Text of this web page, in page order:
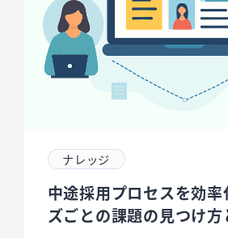
ナレッジ
中途採用プロセスを効
ズごとの課題の見つけ